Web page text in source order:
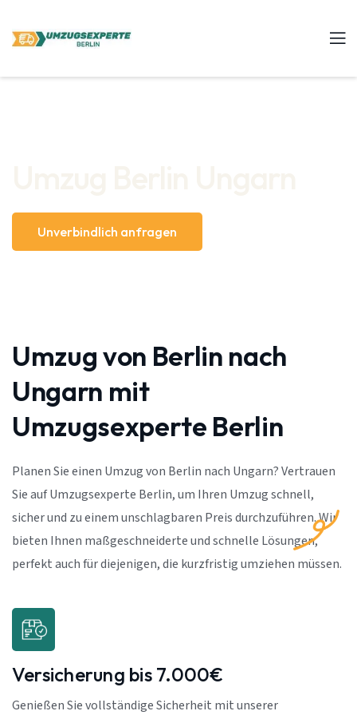
Unverbindlich anfragen
Umzug von Berlin nach
Ungarn mit
Umzugsexperte Berlin
Planen Sie einen Umzug von Berlin nach Ungarn? Vertrauen
Sie auf Umzugsexperte Berlin, um Ihren Umzug schnell,
sicher und zu einem unschlagbaren Preis durchzuführen. Wir
bieten Ihnen maßgeschneiderte und schnelle Lösungen,
perfekt auch für diejenigen, die kurzfristig umziehen müssen.
Versicherung bis 7.000€
Genießen Sie vollständige Sicherheit mit unserer